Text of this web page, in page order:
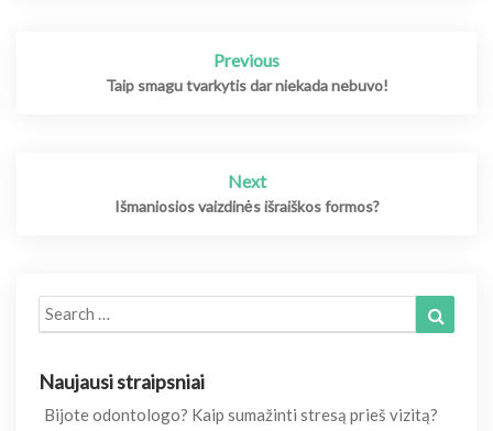
Previous
Taip smagu tvarkytis dar niekada nebuvo!
Next
Išmaniosios vaizdinės išraiškos formos?
Search
for:
Naujausi straipsniai
Bijote odontologo? Kaip sumažinti stresą prieš vizitą?